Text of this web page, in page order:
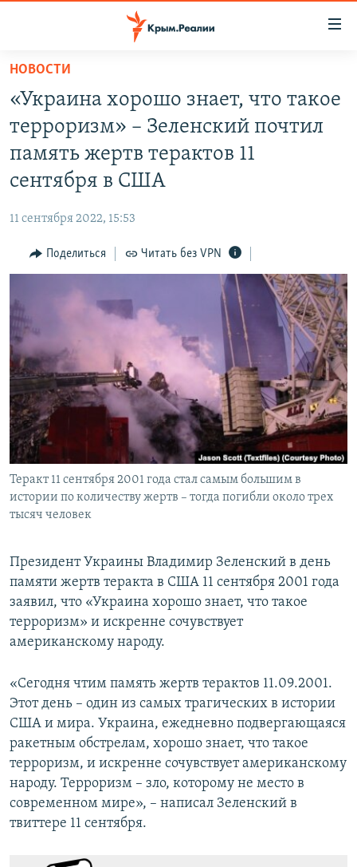
Вернуться
основному
содержанию
Вернутся
главной
Вернутся
поиску
СПЕЦПРОЕКТЫ
КАРТА ВОЕННЫХ ОБЪЕКТОВ КРЫМА
ВОДА
ИСТОРИЯ
ИНТЕРАКТИВ
ИНФОГРАФИКА
СОВЕТЫ ПРАВОЗАЩИТНИКОВ
ПОБЕДИТЕЛЕЙ НЕ СУДЯТ?
КРЫМ.НЕПОКОРЕННЫЙ
ELIFBE
УКРАИНСКАЯ ПРОБЛЕМА КРЫМА
РАДІО СВОБОДА
КАК ОБОЙТИ БЛОКИРОВКУ
Українською
Qırımtatar
ПРИСОЕДИНЯЙТЕСЬ!
Все сайты RFE/RL
НОВОСТИ
«Украина хорошо знает, что такое
терроризм» – Зеленский почтил
память жертв терактов 11
сентября в США
11 сентября 2022, 15:53
Поделиться Читать без VPN
Теракт 11 сентября 2001 года стал самым большим в
истории по количеству жертв – тогда погибли около трех
тысяч человек
Президент Украины Владимир Зеленский в день
памяти жертв теракта в США 11 сентября 2001 года
заявил, что «Украина хорошо знает, что такое
терроризм» и искренне сочувствует
американскому народу.
«Сегодня чтим память жертв терактов 11.09.2001.
Этот день – один из самых трагических в истории
США и мира. Украина, ежедневно подвергающаяся
ракетным обстрелам, хорошо знает, что такое
терроризм, и искренне сочувствует американскому
народу. Терроризм – зло, которому не место в
современном мире», – написал Зеленский в
твиттере 11 сентября.